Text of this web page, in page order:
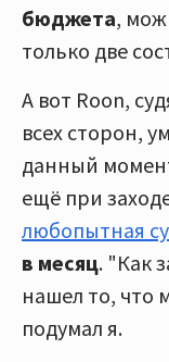
бюджета,
только две
А вот Roon,
всех сторон,
данный
ещё при
любопытная
в месяц. "Как
нашел то, что
подумал я.